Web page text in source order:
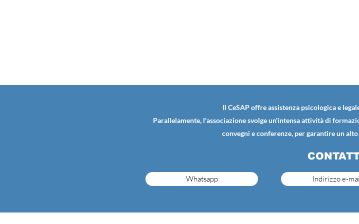
Il CeSAP offre assistenza psicologica e
Parallelamente, l'associazione svolge un'intensa attività di
convegni e conferenze, per garantire un
Whatsapp Indirizzo e-